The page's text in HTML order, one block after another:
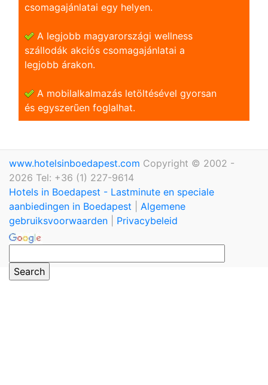
csomagajánlatai egy helyen.
A legjobb magyarországi wellness
szállodák akciós csomagajánlatai a
legjobb árakon.
A mobilalkalmazás letöltésével gyorsan
és egyszerũen foglalhat.
www.hotelsinboedapest.com Copyright © 2002 -
2026 Tel: +36 (1) 227-9614
Hotels in Boedapest - Lastminute en speciale
aanbiedingen in Boedapest
Algemene
gebruiksvoorwaarden
Privacybeleid